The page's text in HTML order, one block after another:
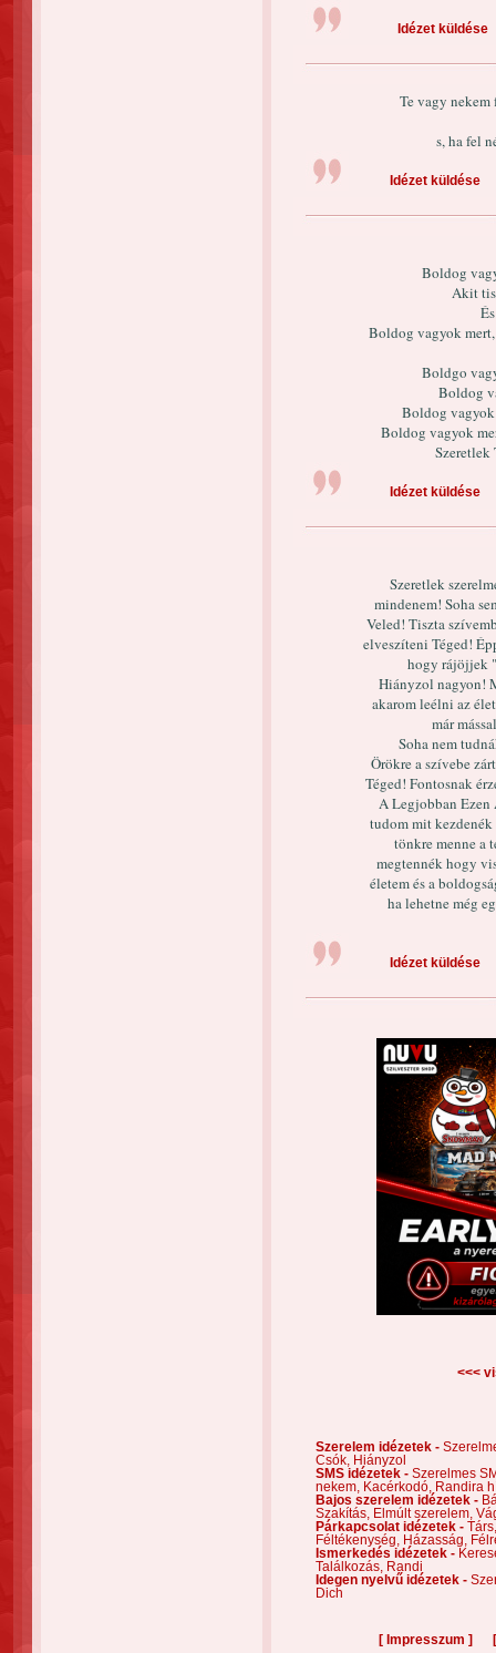
Idézet küldése
Te vagy
s, ha fel
Idézet küldése
Boldog
Akit
Boldog vagyok
Boldgo
Boldog
Boldog
Boldog vagyok
Szeretlek
Idézet küldése
Szeretlek
mindenem! Soha
Veled! Tiszta
elveszíteni Téged!
hogy rájöjjek
Hiányzol nagyon!
akarom leélni az
már
Soha nem
Örökre a szívebe
Téged! Fontosnak
A Legjobban Ezen
tudom mit
tönkre menne a
megtennék hogy
életem és a
ha lehetne még
Idézet küldése
<<<
Szerelem idézetek -
Csók,
Hiányzol
SMS idézetek - Szerelmes
nekem,
Kacérkodó,
Randira
Bajos szerelem idézetek -
Szakítás,
Elmúlt szerelem,
Párkapcsolat idézetek -
Féltékenység,
Házasság,
Ismerkedés idézetek -
Találkozás,
Randi
Idegen nyelvű idézetek -
Dich
[ Impresszum ]